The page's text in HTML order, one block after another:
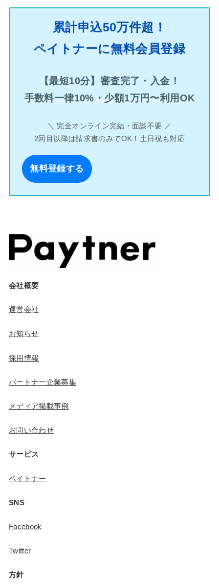
累計申込50万件超！
ペイトナーに無料会員登録
【最短10分】審査完了・入金！
手数料一律10%・少額1万円〜利用OK
＼ 完全オンライン完結・面談不要 ／
2回目以降は請求書のみでOK！土日祝も対応
無料登録する
会社概要
運営会社
お知らせ
採用情報
パートナー企業募集
メディア掲載事例
お問い合わせ
サービス
ペイトナー
SNS
Facebook
Twitter
方針